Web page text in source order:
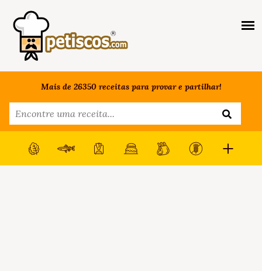
Mais de 26350 receitas para provar e partilhar!